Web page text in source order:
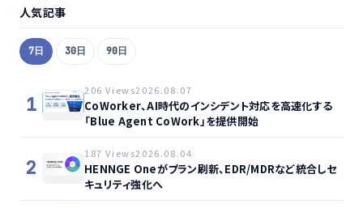
人気記事
7日 30日 90日
1
206 Views2026.08.07
CoWorker、AI時代のインシデント対応を高速化する
「Blue Agent CoWork」を提供開始
2
187 Views2026.08.04
HENNGE Oneがプラン刷新、EDR/MDRなど統合しセ
キュリティ強化へ